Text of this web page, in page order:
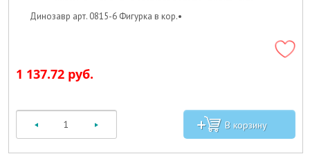
Динозавр арт. 0815-6 Фигурка в кор.•
1 137.72 руб.